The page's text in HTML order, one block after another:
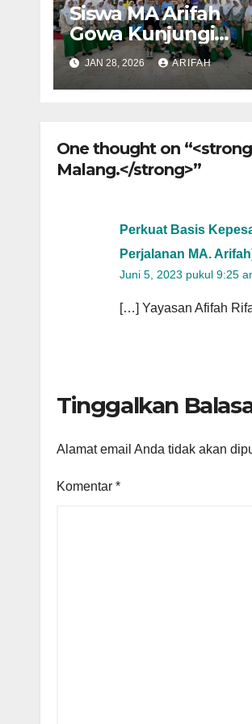
Siswa MA Arifah
Gowa Kunjungi
Gramedia Mall
Panakkukang,
Perkuat Budaya
JAN 28, 2026 ARIFAH
One thought on
Malang.</strong>”
Perkuat Basis
Perjalanan MA.
Juni 5, 2023 pukul 9:25
[…] Yayasan Afifah
Tinggalkan
Alamat email Anda tidak akan
Komentar *